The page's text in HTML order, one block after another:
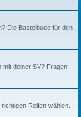
Die Bastelbude für den
mit deiner SV? Fragen
Reifen wählen.